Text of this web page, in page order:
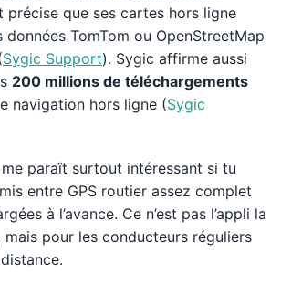
précise que ses cartes hors ligne
données TomTom ou OpenStreetMap
Sygic Support). Sygic affirme aussi
200 millions de téléchargements
navigation hors ligne (Sygic
paraît surtout intéressant si tu
entre GPS routier assez complet
à l’avance. Ce n’est pas l’appli la
mais pour les conducteurs réguliers